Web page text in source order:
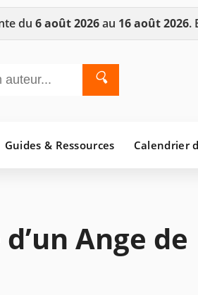
du 6 août 2026au 16 août 2026.
🔍
Guides & Ressources Calendrier
Ange de